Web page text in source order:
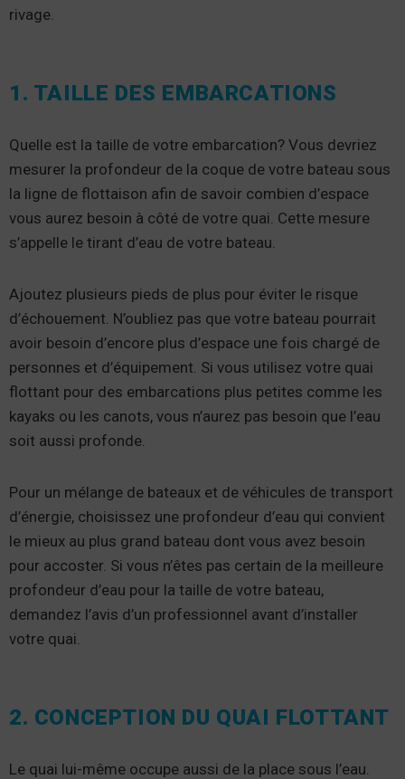
rivage.
1. TAILLE DES EMBARCATIONS
Quelle est la taille de votre embarcation? Vous devriez
mesurer la profondeur de la coque de votre bateau sous
la ligne de flottaison afin de savoir combien d’espace
vous aurez besoin à côté de votre quai. Cette mesure
s’appelle le tirant d’eau de votre bateau.
Ajoutez plusieurs pieds de plus pour éviter le risque
d’échouement. N’oubliez pas que votre bateau pourrait
avoir besoin d’encore plus d’espace une fois chargé de
personnes et d’équipement. Si vous utilisez votre quai
flottant pour des embarcations plus petites comme les
kayaks ou les canots, vous n’aurez pas besoin que l’eau
soit aussi profonde.
Pour un mélange de bateaux et de véhicules de transport
d’énergie, choisissez une profondeur d’eau qui convient
le mieux au plus grand bateau dont vous avez besoin
pour accoster. Si vous n’êtes pas certain de la meilleure
profondeur d’eau pour la taille de votre bateau,
demandez l’avis d’un professionnel avant d’installer
votre quai.
2. CONCEPTION DU QUAI FLOTTANT
Le quai lui-même occupe aussi de la place sous l’eau.